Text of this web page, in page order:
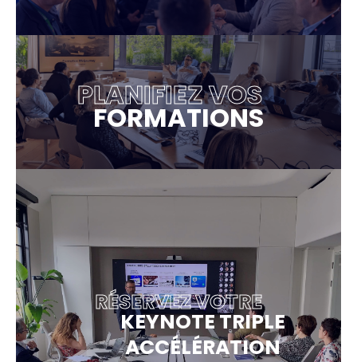
PLANIFIEZ VOS
FORMATIONS
RÉSERVEZ VOTRE
KEYNOTE TRIPLE
ACCÉLÉRATION